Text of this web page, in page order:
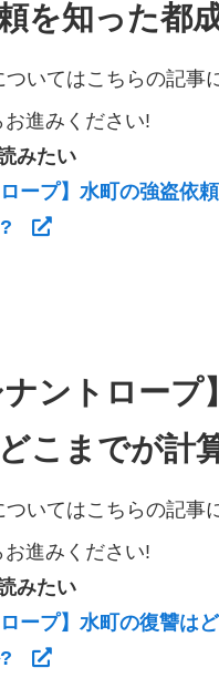
を知った都
ついてはこちらの記事
進みください!
みたい
ロープ】水町の強盗依
?
ナントロープ
こまでが計
ついてはこちらの記事
進みください!
みたい
ロープ】水町の復讐は
?